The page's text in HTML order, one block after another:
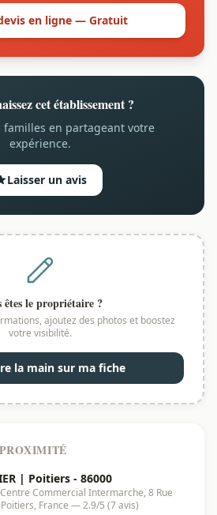
en ligne — Gratuit
cet établissement ?
familles en partageant votre
expérience.
Laisser un avis
êtes le propriétaire ?
ajoutez des photos et boostez
votre visibilité.
la main sur ma fiche
| Poitiers - 86000
Centre Commercial Intermarche, 8 Rue
France — 2.9/5 (7 avis)